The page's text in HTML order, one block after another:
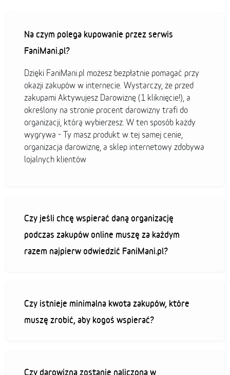
Na czym polega kupowanie przez serwis
FaniMani.pl?
Dzięki FaniMani.pl możesz bezpłatnie pomagać przy
okazji zakupów w internecie. Wystarczy, że przed
zakupami Aktywujesz Darowiznę (1 kliknięcie!), a
określony na stronie procent darowizny trafi do
organizacji, którą wybierzesz. W ten sposób każdy
wygrywa - Ty masz produkt w tej samej cenie,
organizacja darowiznę, a sklep internetowy zdobywa
lojalnych klientów
Czy jeśli chcę wspierać daną organizację
podczas zakupów online muszę za każdym
razem najpierw odwiedzić FaniMani.pl?
Czy istnieje minimalna kwota zakupów, które
muszę zrobić, aby kogoś wspierać?
Czy darowizna zostanie naliczona w